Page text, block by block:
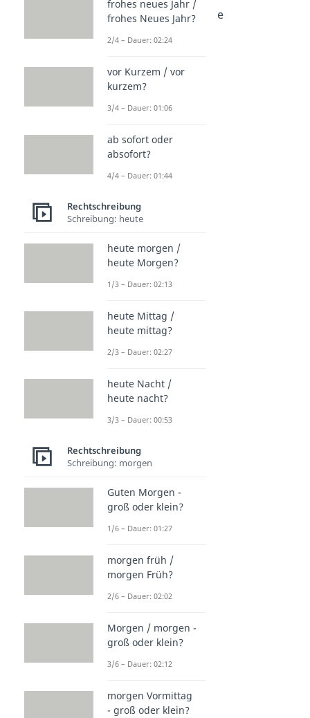
To-dos Schreibweise
frohes neues Jahr /
frohes Neues Jahr?
2/4 – Dauer: 02:24
vor Kurzem / vor
kurzem?
3/4 – Dauer: 01:06
ab sofort oder
absofort?
4/4 – Dauer: 01:44
Rechtschreibung
Schreibung: heute
heute morgen /
heute Morgen?
1/3 – Dauer: 02:13
heute Mittag /
heute mittag?
2/3 – Dauer: 02:27
heute Nacht /
heute nacht?
3/3 – Dauer: 00:53
Rechtschreibung
Schreibung: morgen
Guten Morgen -
groß oder klein?
1/6 – Dauer: 01:27
morgen früh /
morgen Früh?
2/6 – Dauer: 02:02
Morgen / morgen -
groß oder klein?
3/6 – Dauer: 02:12
morgen Vormittag
- groß oder klein?